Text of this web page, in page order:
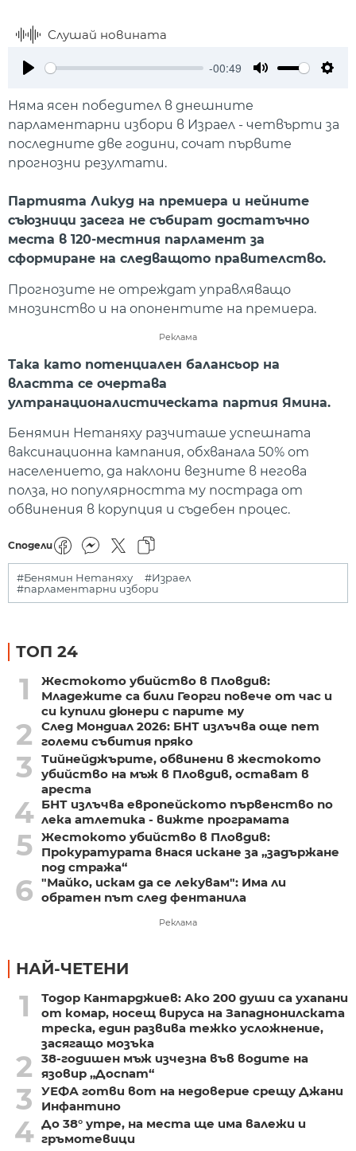
Слушай новината
-00:49
Няма ясен победител в днешните
парламентарни избори в Израел - четвърти за
последните две години, сочат първите
прогнозни резултати.
Партията Ликуд на премиера и нейните
съюзници засега не събират достатъчно
места в 120-местния парламент за
сформиране на следващото правителство.
Прогнозите не отреждат управляващо
мнозинство и на опонентите на премиера.
Реклама
Така като потенциален балансьор на
властта се очертава
ултранационалистическата партия Ямина.
Бенямин Нетаняху разчиташе успешната
ваксинационна кампания, обхванала 50% от
населението, да наклони везните в негова
полза, но популярността му пострада от
обвинения в корупция и съдебен процес.
Сподели
#Бенямин Нетаняху
#Израел
#парламентарни избори
ТОП 24
1
Жестокото убийство в Пловдив:
Младежите са били Георги повече от час и
си купили дюнери с парите му
2
След Мондиал 2026: БНТ излъчва още пет
големи събития пряко
3
Тийнейджърите, обвинени в жестокото
убийство на мъж в Пловдив, остават в
ареста
4 БНТ излъчва европейското първенство по
лека атлетика - вижте програмата
5 Жестокото убийство в Пловдив:
Прокуратурата внася искане за „задържане
под стража“
6 "Майко, искам да се лекувам": Има ли
обратен път след фентанила
Реклама
НАЙ-ЧЕТЕНИ
1
Тодор Кантарджиев: Ако 200 души са ухапани
от комар, носещ вируса на Западнонилската
треска, един развива тежко усложнение,
засягащо мозъка
2
38-годишен мъж изчезна във водите на
язовир „Доспат“
3
УЕФА готви вот на недоверие срещу Джани
Инфантино
4 До 38° утре, на места ще има валежи и
гръмотевици